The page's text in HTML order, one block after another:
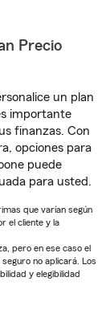
Precio
un plan
importante
finanzas. Con
opciones para
puede
para usted.
que varían según
el cliente y la
pero en ese caso el
no aplicará. Los
y elegibilidad